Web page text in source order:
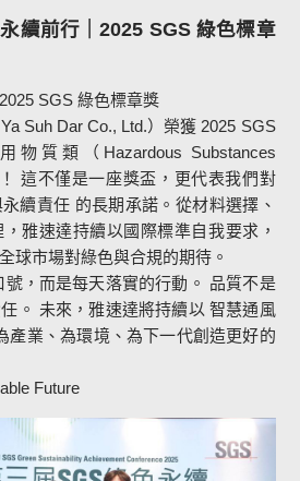
續前行｜2025 SGS 綠色標章
SGS 綠色標章獎
Suh Dar Co., Ltd.）榮獲 2025 SGS
質類（Hazardous Substances
這不僅是一座獎盃，更代表我們對
續責任 的長期承諾。從材料選擇、
雅速達持續以國際標準自我要求，
球市場對綠色與合規的期待。
，而是每天落實的行動。 品質不是
。 未來，雅速達將持續以 智慧通風
產業、為環境、為下一代創造更好的
Future